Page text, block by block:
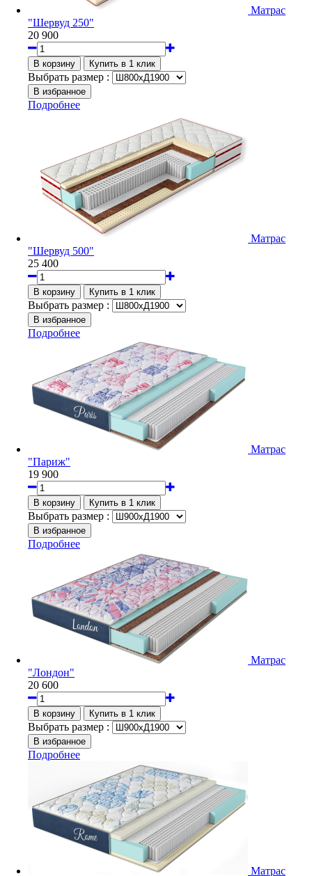
Матрас
"Шервуд 250"
20 900
Выбрать размер :
Подробнее
Матрас
"Шервуд 500"
25 400
Выбрать размер :
Подробнее
Матрас
"Париж"
19 900
Выбрать размер :
Подробнее
Матрас
"Лондон"
20 600
Выбрать размер :
Подробнее
Матрас